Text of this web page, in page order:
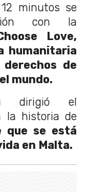
minutos se
con la
Love,
humanitaria
de
mundo.
dirigió el
la historia de
que se está
en Malta.